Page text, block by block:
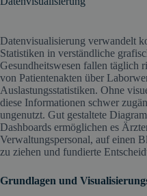
Datenvisualisierung verwandelt
Statistiken in verständliche
Gesundheitswesen fallen täglich
von Patientenakten über
Auslastungsstatistiken. Ohne
diese Informationen schwer
ungenutzt. Gut gestaltete
Dashboards ermöglichen es
Verwaltungspersonal, auf einen
zu ziehen und fundierte
Grundlagen und